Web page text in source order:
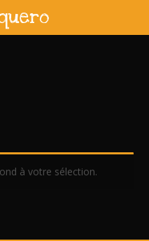
à votre sélection.